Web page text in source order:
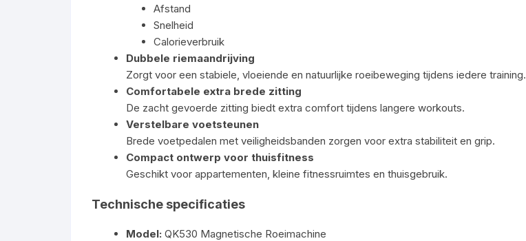
Afstand
Snelheid
Calorieverbruik
Dubbele riemaandrijving
Zorgt voor een stabiele, vloeiende en natuurlijke roeibeweging tijdens iedere training.
Comfortabele extra brede zitting
De zacht gevoerde zitting biedt extra comfort tijdens langere workouts.
Verstelbare voetsteunen
Brede voetpedalen met veiligheidsbanden zorgen voor extra stabiliteit en grip.
Compact ontwerp voor thuisfitness
Geschikt voor appartementen, kleine fitnessruimtes en thuisgebruik.
Technische specificaties
Model: QK530 Magnetische Roeimachine